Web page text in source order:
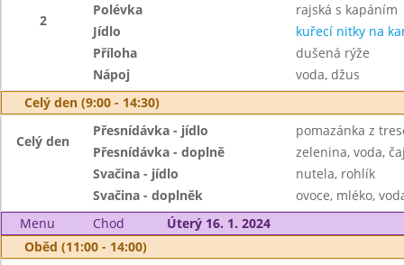
2
Polévka
rajská s kapáním
Jídlo
kuřecí nitky na
Příloha
dušená rýže
Nápoj
voda, džus
Celý den (9:00 - 14:30)
Celý den
Přesnídávka - jídlo
pomazánka z
Přesnídávka - doplně
zelenina, voda,
Svačina - jídlo
nutela, rohlík
Svačina - doplněk
ovoce, mléko,
Menu
Chod
Úterý 16. 1. 2024
Oběd (11:00 - 14:00)